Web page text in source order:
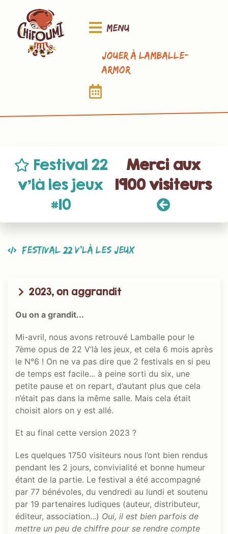
Menu
Jouer à Lamballe-
Armor
Festival 22
v’là les jeux
#10
Merci aux
1900 visiteurs
Festival 22 V’là les jeux
2023, on aggrandit
Ou on a grandit...
Mi-avril, nous avons retrouvé Lamballe pour le
7ème opus de 22 V’là les jeux, et cela 6 mois après
le N°6 ! On ne va pas dire que 2 festivals en si peu
de temps est facile... à peine sorti du six, une
petite pause et on repart, d’autant plus que cela
n’était pas dans la même salle. Mais cela était
choisit alors on y est allé.
Et au final cette version 2023 ?
Les quelques 1750 visiteurs nous l’ont bien rendus
pendant les 2 jours, convivialité et bonne humeur
étant de la partie. Le festival a été accompagné
par 77 bénévoles, du vendredi au lundi et soutenu
par 19 partenaires ludiques (auteur, distributeur,
éditeur, association...) Oui, il est bien parfois de
mettre un peu de chiffre pour se rendre compte